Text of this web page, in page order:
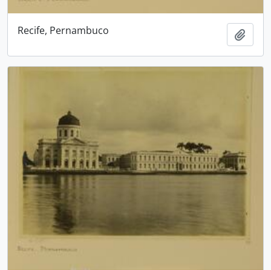
Recife, Pernambuco